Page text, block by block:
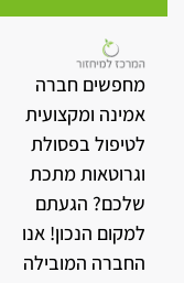
מחפשים חברה
אמינה ומקצועית
לטיפול בפסולת
וגרוטאות מתכת
שלכם? הגעתם
למקום הנכון! אנו
החברה המובילה